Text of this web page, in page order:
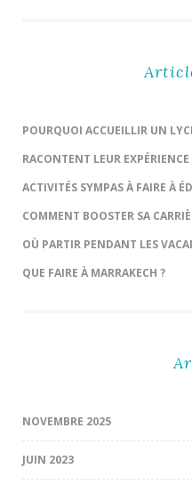
POURQUOI ACCUEILLIR UN
RACONTENT LEUR EXPÉRIENCE
ACTIVITÉS SYMPAS À FAIRE À
COMMENT BOOSTER SA
OÙ PARTIR PENDANT LES
QUE FAIRE À MARRAKECH ?
NOVEMBRE 2025
JUIN 2023